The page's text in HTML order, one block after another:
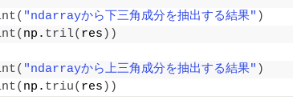
( "ndarrayから下三角成分を抽出する結果" )
( np. tril( res ))
( "ndarrayから上三角成分を抽出する結果" )
( np. triu( res ))